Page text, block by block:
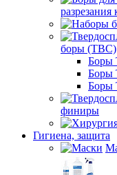
разрезания
боры (ТВС)
Боры
Боры
Боры
финиры
Гигиена, защита